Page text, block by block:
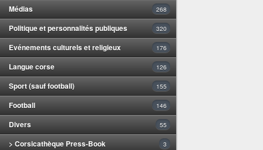
Médias 268
Politique et personnalités publiques 320
Evénements culturels et religieux 176
Langue corse 126
Sport (sauf football) 155
Football 146
Divers 55
> Corsicathèque Press-Book 3